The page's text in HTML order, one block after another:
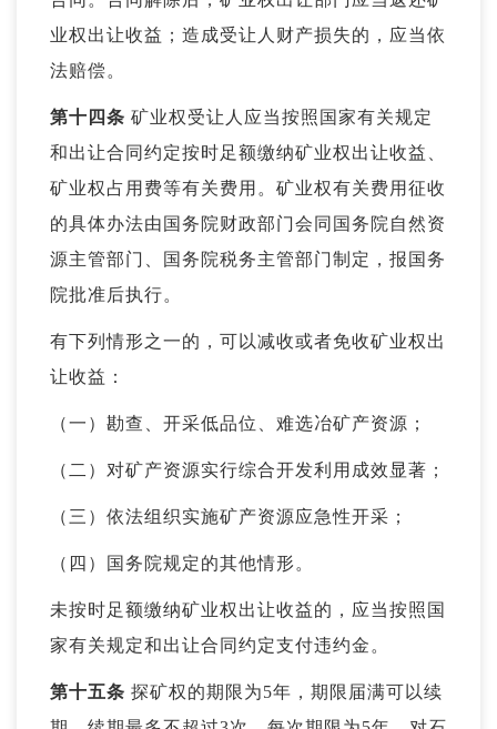
业权出让收益；造成受让人财产损失的，应当依
法赔偿。
第十四条 矿业权受让人应当按照国家有关规定
和出让合同约定按时足额缴纳矿业权出让收益、
矿业权占用费等有关费用。矿业权有关费用征收
的具体办法由国务院财政部门会同国务院自然资
源主管部门、国务院税务主管部门制定，报国务
院批准后执行。
有下列情形之一的，可以减收或者免收矿业权出
让收益：
（一）勘查、开采低品位、难选冶矿产资源；
（二）对矿产资源实行综合开发利用成效显著；
（三）依法组织实施矿产资源应急性开采；
（四）国务院规定的其他情形。
未按时足额缴纳矿业权出让收益的，应当按照国
家有关规定和出让合同约定支付违约金。
第十五条 探矿权的期限为5年，期限届满可以续